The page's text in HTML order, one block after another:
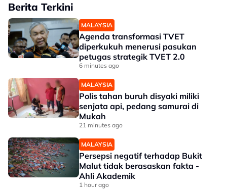
Berita Terkini
MALAYSIA
Agenda transformasi TVET
diperkukuh menerusi pasukan
petugas strategik TVET 2.0
6 minutes ago
MALAYSIA
Polis tahan buruh disyaki miliki
senjata api, pedang samurai di
Mukah
21 minutes ago
MALAYSIA
Persepsi negatif terhadap Bukit
Malut tidak berasaskan fakta -
Ahli Akademik
1 hour ago